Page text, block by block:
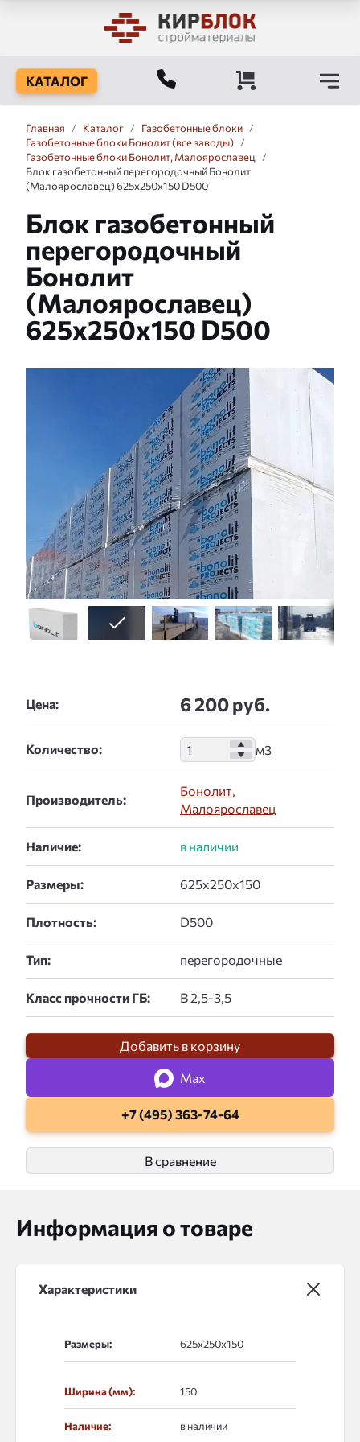
КАТАЛОГ
Главная / Каталог / Газобетонные блоки /
Газобетонные блоки Бонолит (все заводы) /
Газобетонные блоки Бонолит, Малоярославец
/
Блок газобетонный перегородочный Бонолит
(Малоярославец) 625x250x150 D500
Блок газобетонный
перегородочный
Бонолит
(Малоярославец)
625x250x150 D500
Цена: 6 200 руб.
Количество:
Производитель:
Бонолит,
Малоярославец
Наличие:
Размеры:
Плотность:
Тип:
Класс прочности ГБ:
Добавить в корзину
Max
+7 (495) 363-74-64
В сравнение
Информация о товаре
Характеристики
Размеры:
Ширина (мм): 150
Наличие: в наличии